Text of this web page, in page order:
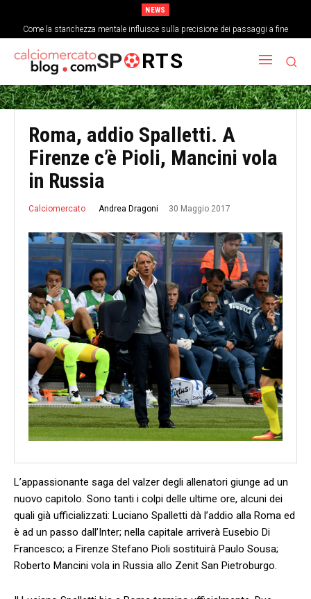
NEWS
Come la stanchezza mentale influisce sulla precisione dei passaggi a fine
partita
SP RTS
Roma, addio Spalletti. A
Firenze c’è Pioli, Mancini vola
in Russia
Calciomercato Andrea Dragoni 30 Maggio 2017
L’appassionante saga del valzer degli allenatori giunge ad un
nuovo capitolo. Sono tanti i colpi delle ultime ore, alcuni dei
quali già ufficializzati: Luciano Spalletti dà l’addio alla Roma ed
è ad un passo dall’Inter; nella capitale arriverà Eusebio Di
Francesco; a Firenze Stefano Pioli sostituirà Paulo Sousa;
Roberto Mancini vola in Russia allo Zenit San Pietroburgo.